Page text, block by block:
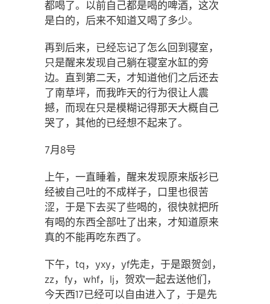
都喝了。以前自己都是喝的啤酒，这次
是白的，后来不知道又喝了多少。
再到后来，已经忘记了怎么回到寝室，
只是醒来发现自己躺在寝室水缸的旁
边。直到第二天，才知道他们之后还去
了南草坪，而我昨天的行为很让人震
撼，而现在只是模糊记得那天大概自己
哭了，其他的已经想不起来了。
7月8号
上午，一直睡着，醒来发现原来版衫已
经被自己吐的不成样子，口里也很苦
涩，于是下去买了些喝的，很快就把所
有喝的东西全部吐了出来，才知道原来
真的不能再吃东西了。
下午，tq，yxy，yf先走，于是跟贺剑，
zz，fy，whf，lj，贺欢一起去送他们，
今天西17已经可以自由进入了，于是先